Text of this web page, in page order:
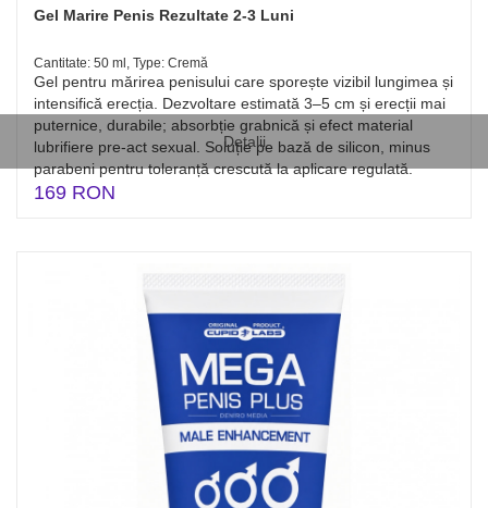
Detalii
Gel Marire Penis Rezultate 2-3 Luni
Cantitate: 50 ml, Type: Cremă
Gel pentru mărirea penisului care sporește vizibil lungimea și
intensifică erecția. Dezvoltare estimată 3–5 cm și erecții mai
puternice, durabile; absorbție grabnică și efect material
lubrifiere pre-act sexual. Soluție pe bază de silicon, minus
parabeni pentru toleranță crescută la aplicare regulată.
169 RON